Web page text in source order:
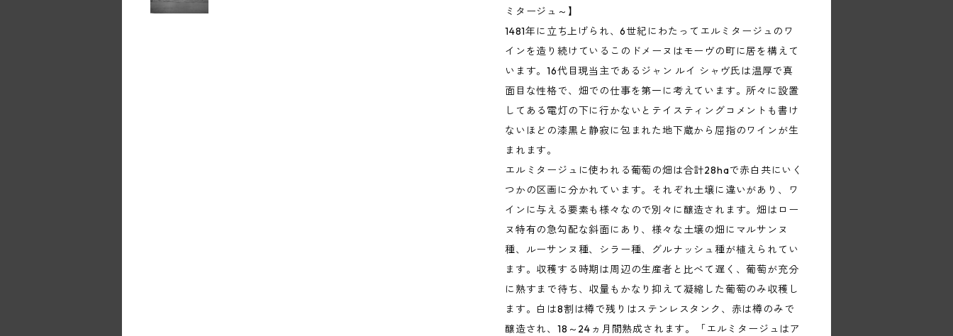
ミタージュ～】
1481年に立ち上げられ、6世紀にわたってエルミタージュのワ
インを造り続けているこのドメーヌはモーヴの町に居を構えて
います。16代目現当主であるジャン ルイ シャヴ氏は温厚で真
面目な性格で、畑での仕事を第一に考えています。所々に設置
してある電灯の下に行かないとテイスティングコメントも書け
ないほどの漆黒と静寂に包まれた地下蔵から屈指のワインが生
まれます。
エルミタージュに使われる葡萄の畑は合計28haで赤白共にいく
つかの区画に分かれています。それぞれ土壌に違いがあり、ワ
インに与える要素も様々なので別々に醸造されます。畑はロー
ヌ特有の急勾配な斜面にあり、様々な土壌の畑にマルサンヌ
種、ルーサンヌ種、シラー種、グルナッシュ種が植えられてい
ます。収穫する時期は周辺の生産者と比べて遅く、葡萄が充分
に熟すまで待ち、収量もかなり抑えて凝縮した葡萄のみ収穫し
ます。白は8割は樽で残りはステンレスタンク、赤は樽のみで
醸造され、18～24ヵ月間熟成されます。「エルミタージュはア